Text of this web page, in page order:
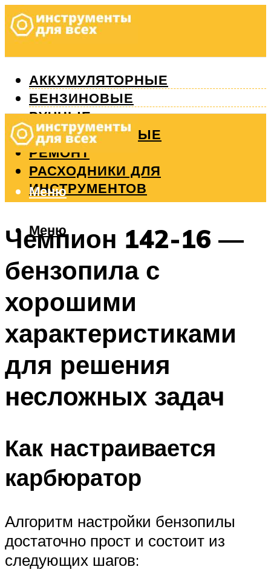
АККУМУЛЯТОРНЫЕ
БЕНЗИНОВЫЕ
РУЧНЫЕ
ИЗМЕРИТЕЛЬНЫЕ
РЕМОНТ
РАСХОДНИКИ ДЛЯ
ИНСТРУМЕНТОВ
Меню
Меню
Чемпион 142-16 —
бензопила с
хорошими
характеристиками
для решения
несложных задач
Как настраивается
карбюратор
Алгоритм настройки бензопилы
достаточно прост и состоит из
следующих шагов: